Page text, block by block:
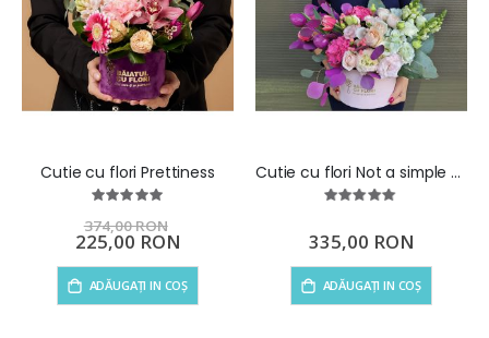
Cutie cu flori Prettiness
Rating:
374,00 RON
Preț
special
225,00 RON
ADĂUGAȚI IN COȘ
Cutie cu flori Not a simple yearning
Rating:
335,00 RON
ADĂUGAȚI IN COȘ